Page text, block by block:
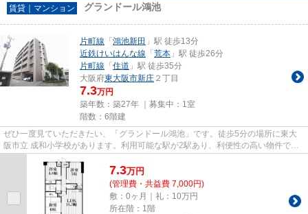
賃貸｜マンション グランドール鴻池
片町線 「 鴻池新田 」駅 徒歩13分
近鉄けいはんな線 「 荒本 」駅 徒歩26分
片町線 「 住道 」駅 徒歩35分
大阪府東大阪市新庄 ２丁目
7.3万円
築年数：築27年 ｜募集中： 1室
階数：6階建
ぜひ一度見ていただきたい、「グランドール鴻池」です。徒歩5分の場所に東大
阪市立 成和小学校があります。利用可能な駅が2駅あり、利便性の高い物件で
す。こちらの物件は、駅へも徒歩...
7.3万円
(管理費・共益費 7,000円)
敷：0ヶ月｜礼：10万円
所在階：1階